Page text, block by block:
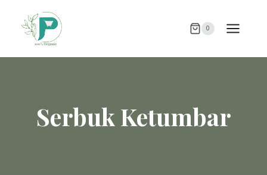
content
0
Serbuk Ketumbar